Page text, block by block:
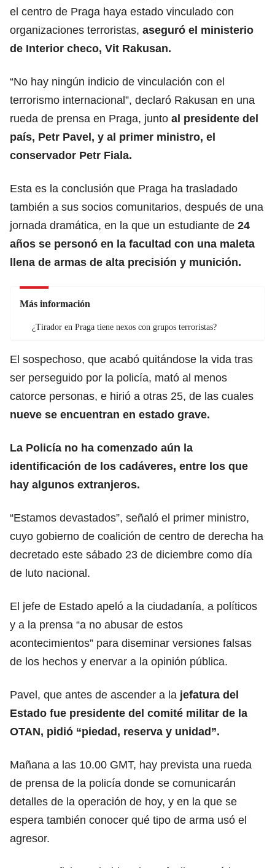
el centro de Praga haya estado vinculado con
organizaciones terroristas, aseguró el ministerio
de Interior checo, Vit Rakusan.
“No hay ningún indicio de vinculación con el
terrorismo internacional”, declaró Rakusan en una
rueda de prensa en Praga, junto al presidente del
país, Petr Pavel, y al primer ministro, el
conservador Petr Fiala.
Esta es la conclusión que Praga ha trasladado
también a sus socios comunitarios, después de una
jornada dramática, en la que un estudiante de 24
años se personó en la facultad con una maleta
llena de armas de alta precisión y munición.
Más información
¿Tirador en Praga tiene nexos con grupos terroristas?
El sospechoso, que acabó quitándose la vida tras
ser perseguido por la policía, mató al menos
catorce personas, e hirió a otras 25, de las cuales
nueve se encuentran en estado grave.
La Policía no ha comenzado aún la
identificación de los cadáveres, entre los que
hay algunos extranjeros.
“Estamos devastados”, señaló el primer ministro,
cuyo gobierno de coalición de centro de derecha ha
decretado este sábado 23 de diciembre como día
de luto nacional.
El jefe de Estado apeló a la ciudadanía, a políticos
y a la prensa “a no abusar de estos
acontecimientos” para diseminar versiones falsas
de los hechos y enervar a la opinión pública.
Pavel, que antes de ascender a la jefatura del
Estado fue presidente del comité militar de la
OTAN, pidió “piedad, reserva y unidad”.
Mañana a las 10.00 GMT, hay prevista una rueda
de prensa de la policía donde se comunicarán
detalles de la operación de hoy, y en la que se
espera también conocer qué tipo de arma usó el
agresor.